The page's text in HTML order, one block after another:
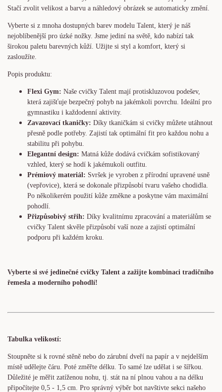
Stačí zvolit velikost a barvu a náhledový obrázek se automaticky změní.
Vyberte si z mnoha dostupných barev modelu Talent, který je náš
nejoblíbenější pro úzké nožky. Jsme jediní na světě, kdo nabízí tak
širokou paletu barevných kůží. Užijte si styl a komfort, který si
zasloužíte.
Popis produktu:
Flexi Gym: Naše cvičky Talent mají protiskluzovou podešev,
která zajišťuje bezpečný pohyb na jakémkoli povrchu. Ideální pro
gymnastiku i každodenní aktivity.
Zavazovací tkaničky: Díky tkaničkám si cvičky můžete utáhnout
přesně podle potřeby. Zajistí tak optimální fit pro každou nohu a
stabilitu při pohybu.
Elegantní design: Matná kůže dodává cvičkám sofistikovaný
vzhled, který se hodí k jakémukoli outfitu.
Prémiový materiál: Svršek je vyroben z přírodní upravené usně
(vepřovice), která se dokonale přizpůsobí tvaru vašeho chodidla.
Po několikerém použití kůže změkne a poskytne vám maximální
pohodlí.
Přizpůsobivý střih: Díky kvalitnímu zpracování a materiálům se
cvičky Talent skvěle přizpůsobí vaší noze a zajistí optimální
podporu při každém kroku.
Vyberte si své jedinečné cvičky Talent a zažijte kombinaci tradičního
řemesla a moderního pohodlí!
Tabulka velikostí:
Stoupněte si k rovné stěně nebo do zárubní dveří na papír a v nejdelším
místě udělejte čáru. Poté změřte délku. To samé lze udělat i se šířkou.
Důležité je měřit zatíženou nohu, tj. stát na ní plnou vahou a na délku
připočítejte 0,5 - 1,5 cm. Pro správný výběr bot navštivte sekci našeho